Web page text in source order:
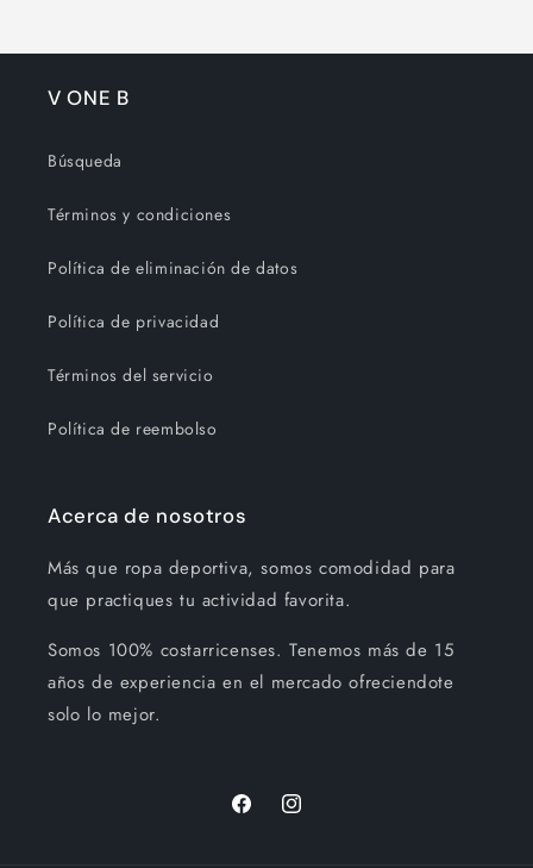
V ONE B
Búsqueda
Términos y condiciones
Política de eliminación de datos
Política de privacidad
Términos del servicio
Política de reembolso
Acerca de nosotros
Más que ropa deportiva, somos comodidad para
que practiques tu actividad favorita.
Somos 100% costarricenses. Tenemos más de 15
años de experiencia en el mercado ofreciendote
solo lo mejor.
FacebookInstagram